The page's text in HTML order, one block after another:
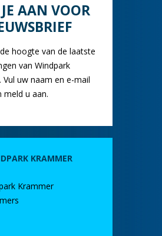
AAN VOOR
hoogte van de laatste
van Windpark
Vul uw naam en e-mail
meld u aan.
KRAMMER
Krammer